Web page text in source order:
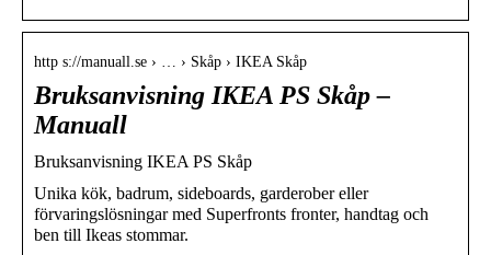
http s://manuall.se › … › Skåp › IKEA Skåp
Bruksanvisning IKEA PS Skåp –
Manuall
Bruksanvisning IKEA PS Skåp
Unika kök, badrum, sideboards, garderober eller
förvaringslösningar med Superfronts fronter, handtag och
ben till Ikeas stommar.